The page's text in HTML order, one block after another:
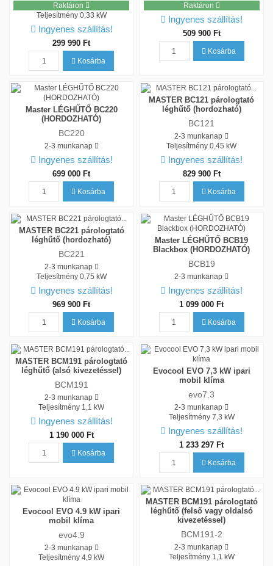
Raktáron
Teljesítmény 0,33 kW
Ingyenes szállítás!
299 990 Ft
Kosárba
Raktáron
Ingyenes szállítás!
509 900 Ft
Kosárba
Master LÉGHŰTŐ BC220
(HORDOZHATÓ)
BC220
2-3 munkanap
Ingyenes szállítás!
699 000 Ft
Kosárba
MASTER BC121 párologtató
léghűtő (hordozható)
BC121
2-3 munkanap
Teljesítmény0,45 kW
Ingyenes szállítás!
829 900 Ft
Kosárba
MASTER BC221 párologtató
léghűtő (hordozható)
BC221
2-3 munkanap
Teljesítmény 0,75 kW
Ingyenes szállítás!
969 900 Ft
Kosárba
Master LÉGHŰTŐ BCB19
Blackbox (HORDOZHATÓ)
BCB19
2-3 munkanap
Ingyenes szállítás!
1 099 000 Ft
Kosárba
MASTER BCM191 párologtató
léghűtő (alsó kivezetéssel)
BCM191
2-3 munkanap
Teljesítmény 1,1 kW
Ingyenes szállítás!
1 190 000 Ft
Kosárba
Evocool EVO 7,3 kW ipari
mobil klíma
evo7.3
2-3 munkanap
Teljesítmény 7,3 kW
Ingyenes szállítás!
1 233 297 Ft
Kosárba
Evocool EVO 4.9 kW ipari
mobil klíma
evo4.9
2-3 munkanap
Teljesítmény4,9 kW
MASTER BCM191 párologtató
léghűtő (felső vagy oldalsó
kivezetéssel)
BCM191-2
2-3 munkanap
Teljesítmény 1,1 kW